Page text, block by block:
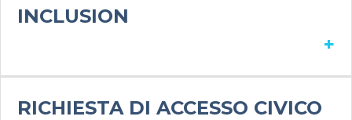
INCLUSION
+
RICHIESTA DI ACCESSO CIVICO